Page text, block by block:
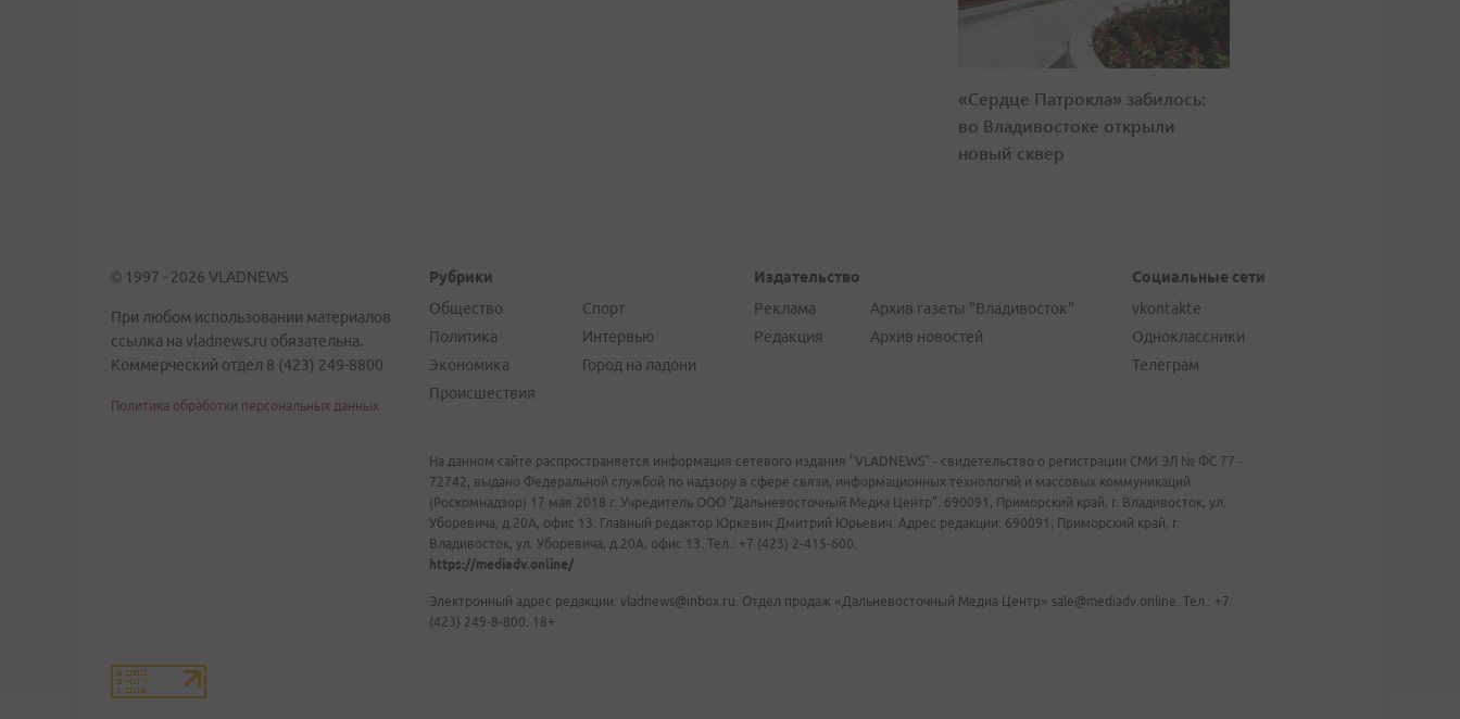
«Сердце Патрокла» забилось:
во Владивостоке открыли
новый сквер
© 1997 - 2026 VLADNEWS
При любом использовании материалов
ссылка на vladnews.ru обязательна.
Коммерческий отдел 8 (423) 249-8800
Политика обработки персональных данных
Рубрики
Общество
Политика
Экономика
Происшествия
Спорт
Интервью
Город на ладони
Издательство
Реклама
Редакция
Архив газеты "Владивосток"
Архив новостей
Социальные сети
vkontakte
Одноклассники
Телеграм
На данном сайте распространяется информация сетевого издания "VLADNEWS" - свидетельство о регистрации СМИ ЭЛ № ФС 77 -
72742, выдано Федеральной службой по надзору в сфере связи, информационных технологий и массовых коммуникаций
(Роскомнадзор) 17 мая 2018 г. Учредитель ООО "Дальневосточный Медиа Центр". 690091, Приморский край, г. Владивосток, ул.
Уборевича, д.20А, офис 13. Главный редактор Юркевич Дмитрий Юрьевич. Адрес редакции: 690091, Приморский край, г.
Владивосток, ул. Уборевича, д.20А, офис 13. Тел.: +7 (423) 2-415-600.
https://mediadv.online/
Электронный адрес редакции: vladnews@inbox.ru. Отдел продаж «Дальневосточный Медиа Центр» sale@mediadv.online. Тел.: +7
(423) 249-8-800. 18+